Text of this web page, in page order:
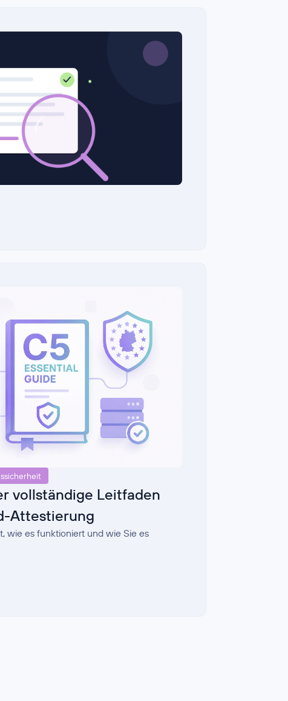
vollständige Leitfaden
Attestierung
wie es funktioniert und wie Sie es